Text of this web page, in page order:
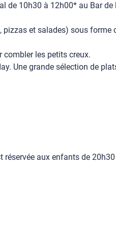
de 10h30 à 12h00* au Bar de
et salades) sous
combler les petits creux.
Une grande sélection de
aux enfants de